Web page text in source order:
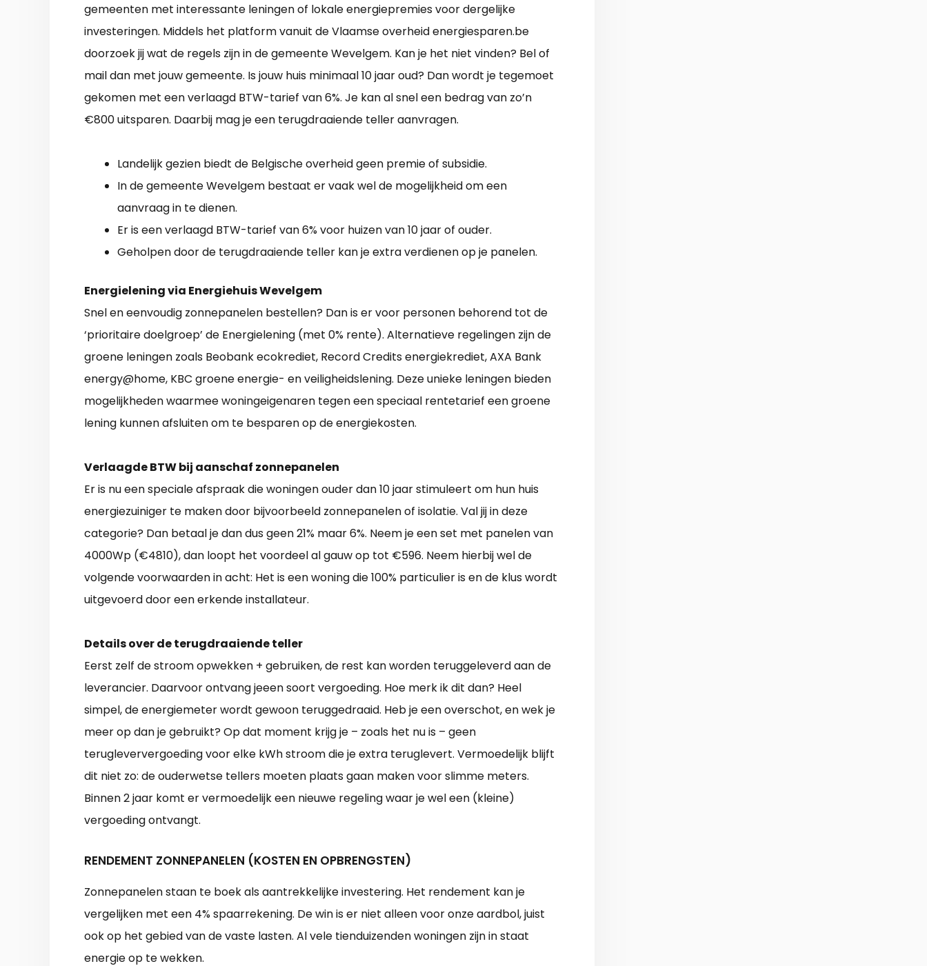
gemeenten met interessante leningen of lokale energiepremies voor dergelijke
investeringen. Middels het platform vanuit de Vlaamse overheid energiesparen.be
doorzoek jij wat de regels zijn in de gemeente Wevelgem. Kan je het niet vinden? Bel of
mail dan met jouw gemeente. Is jouw huis minimaal 10 jaar oud? Dan wordt je tegemoet
gekomen met een verlaagd BTW-tarief van 6%. Je kan al snel een bedrag van zo’n
€800 uitsparen. Daarbij mag je een terugdraaiende teller aanvragen.
Landelijk gezien biedt de Belgische overheid geen premie of subsidie.
In de gemeente Wevelgem bestaat er vaak wel de mogelijkheid om een
aanvraag in te dienen.
Er is een verlaagd BTW-tarief van 6% voor huizen van 10 jaar of ouder.
Geholpen door de terugdraaiende teller kan je extra verdienen op je panelen.
Energielening via Energiehuis Wevelgem
Snel en eenvoudig zonnepanelen bestellen? Dan is er voor personen behorend tot de
‘prioritaire doelgroep’ de Energielening (met 0% rente). Alternatieve regelingen zijn de
groene leningen zoals Beobank ecokrediet, Record Credits energiekrediet, AXA Bank
energy@home, KBC groene energie- en veiligheidslening. Deze unieke leningen bieden
mogelijkheden waarmee woningeigenaren tegen een speciaal rentetarief een groene
lening kunnen afsluiten om te besparen op de energiekosten.
Verlaagde BTW bij aanschaf zonnepanelen
Er is nu een speciale afspraak die woningen ouder dan 10 jaar stimuleert om hun huis
energiezuiniger te maken door bijvoorbeeld zonnepanelen of isolatie. Val jij in deze
categorie? Dan betaal je dan dus geen 21% maar 6%. Neem je een set met panelen van
4000Wp (€4810), dan loopt het voordeel al gauw op tot €596. Neem hierbij wel de
volgende voorwaarden in acht: Het is een woning die 100% particulier is en de klus wordt
uitgevoerd door een erkende installateur.
Details over de terugdraaiende teller
Eerst zelf de stroom opwekken + gebruiken, de rest kan worden teruggeleverd aan de
leverancier. Daarvoor ontvang jeeen soort vergoeding. Hoe merk ik dit dan? Heel
simpel, de energiemeter wordt gewoon teruggedraaid. Heb je een overschot, en wek je
meer op dan je gebruikt? Op dat moment krijg je – zoals het nu is – geen
terugleververgoeding voor elke kWh stroom die je extra teruglevert. Vermoedelijk blijft
dit niet zo: de ouderwetse tellers moeten plaats gaan maken voor slimme meters.
Binnen 2 jaar komt er vermoedelijk een nieuwe regeling waar je wel een (kleine)
vergoeding ontvangt.
RENDEMENT ZONNEPANELEN (KOSTEN EN OPBRENGSTEN)
Zonnepanelen staan te boek als aantrekkelijke investering. Het rendement kan je
vergelijken met een 4% spaarrekening. De win is er niet alleen voor onze aardbol, juist
ook op het gebied van de vaste lasten. Al vele tienduizenden woningen zijn in staat
energie op te wekken.